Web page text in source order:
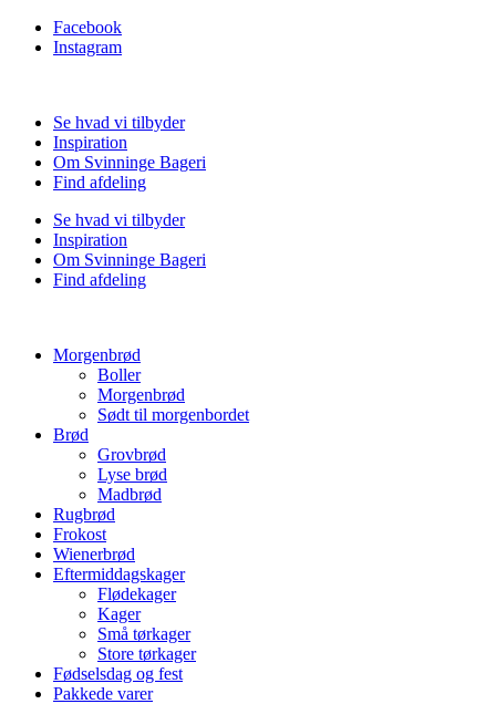
Facebook
Instagram
Se hvad vi tilbyder
Inspiration
Om Svinninge Bageri
Find afdeling
Se hvad vi tilbyder
Inspiration
Om Svinninge Bageri
Find afdeling
Morgenbrød
Boller
Morgenbrød
Sødt til morgenbordet
Brød
Grovbrød
Lyse brød
Madbrød
Rugbrød
Frokost
Wienerbrød
Eftermiddagskager
Flødekager
Kager
Små tørkager
Store tørkager
Fødselsdag og fest
Pakkede varer